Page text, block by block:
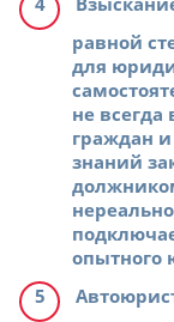
равной
для
не всегда
граждан
знаний
опытного